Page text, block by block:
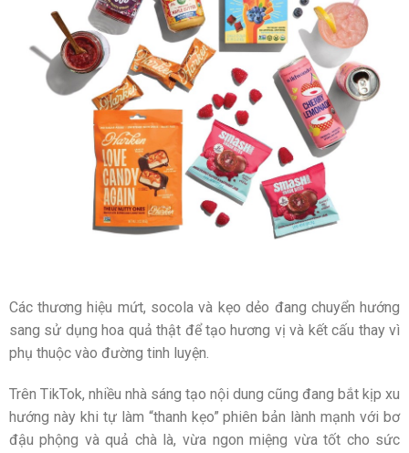
Các thương hiệu mứt, socola và kẹo dẻo đang chuyển hướng
sang sử dụng hoa quả thật để tạo hương vị và kết cấu thay vì
phụ thuộc vào đường tinh luyện.
Trên TikTok, nhiều nhà sáng tạo nội dung cũng đang bắt kịp xu
hướng này khi tự làm “thanh kẹo” phiên bản lành mạnh với bơ
đậu phộng và quả chà là, vừa ngon miệng vừa tốt cho sức